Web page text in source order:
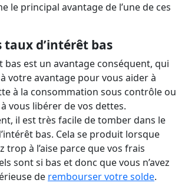
le principal avantage de l’une de ces
taux d’intérêt bas
bas est un avantage conséquent, qui
votre avantage pour vous aider à
à la consommation sous contrôle ou
vous libérer de vos dettes.
il est très facile de tomber dans le
bas. Cela se produit lorsque
trop à l’aise parce que vos frais
sont si bas et donc que vous n’avez
de rembourser votre solde.